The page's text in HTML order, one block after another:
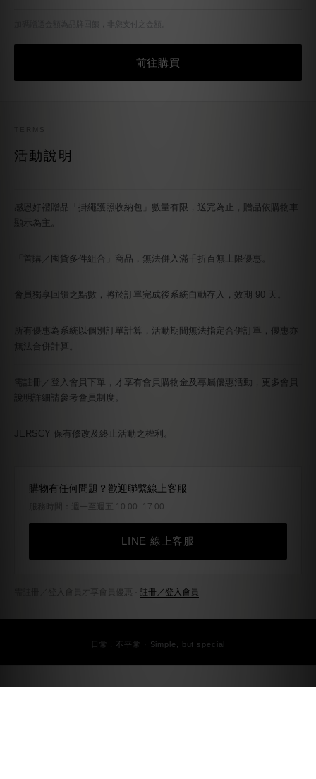
加碼贈送金額為品牌回饋，非您支付之金額。
前往購買
活動說明
感恩好禮贈品「掛繩護照收納包」數量有限，送完為止，贈品依購物車
顯示為主。
「首購／囤貨多件組合」商品，無法併入滿千折百無上限優惠。
會員獨享回饋之點數，將於訂單完成後系統自動存入，效期 90 天。
所有優惠為系統以個別訂單計算，活動期間無法指定合併訂單，優惠亦
無法合併計算。
需註冊／登入會員下單，才享有會員購物金及專屬優惠活動，更多會員
說明詳細請參考會員制度。
JERSCY 保有修改及終止活動之權利。
購物有任何問題？歡迎聯繫線上客服
服務時間：週一至週五 10:00–17:00
LINE 線上客服
需註冊／登入會員才享會員優惠 · 註冊／登入會員
日常，不平常 · Simple, but special